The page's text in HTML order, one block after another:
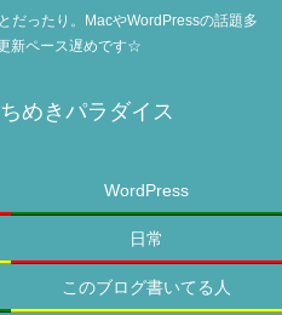
だったり。MacやWordPressの話題多
新ペース遅めです☆
めきパラダイス
WordPress
日常
このブログ書いてる人